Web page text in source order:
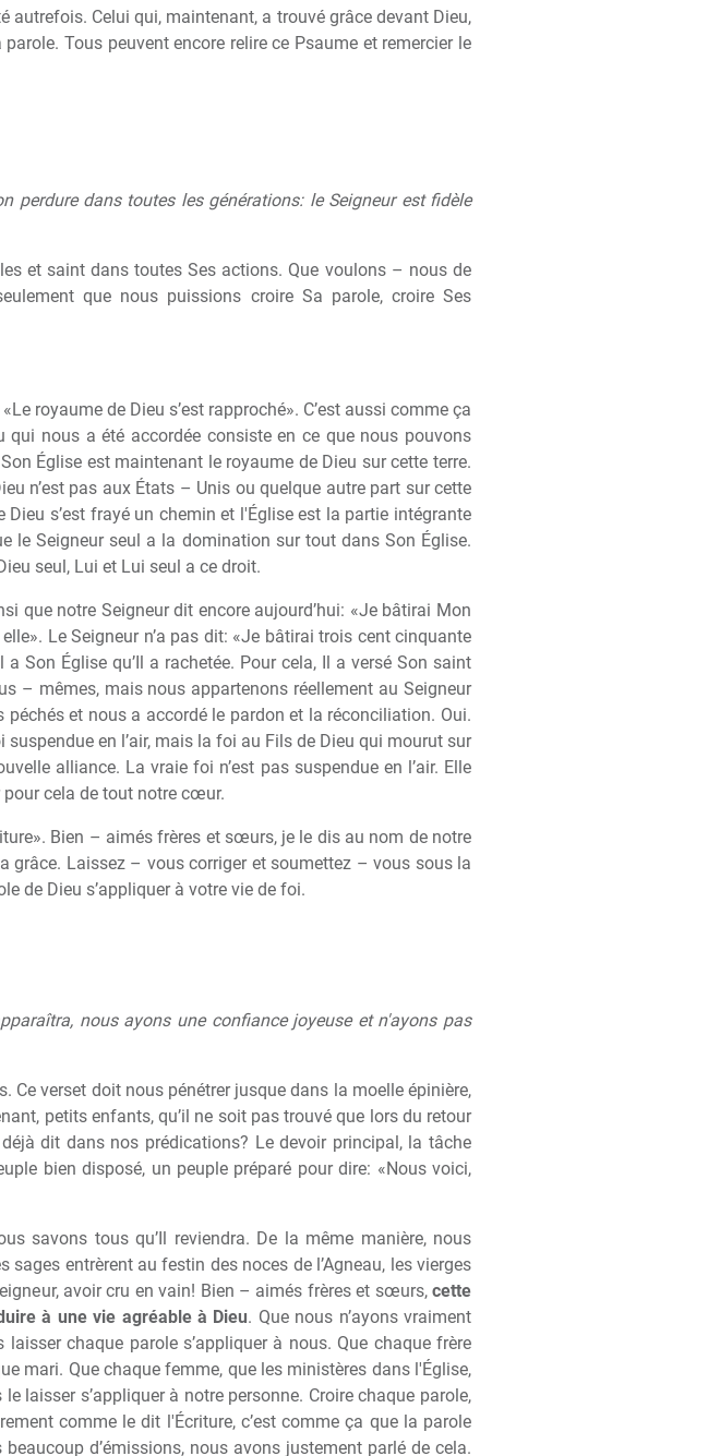
autrefois. Celui qui, maintenant, a trouvé grâce devant Dieu,
Tous peuvent encore relire ce Psaume et remercier le
perdure dans toutes les générations: le Seigneur est fidèle
et saint dans toutes Ses actions. Que voulons – nous de
que nous puissions croire Sa parole, croire Ses
royaume de Dieu s’est rapproché». C’est aussi comme ça
nous a été accordée consiste en ce que nous pouvons
Église est maintenant le royaume de Dieu sur cette terre.
n’est pas aux États – Unis ou quelque autre part sur cette
s’est frayé un chemin et l'Église est la partie intégrante
le Seigneur seul a la domination sur tout dans Son Église.
seul, Lui et Lui seul a ce droit.
que notre Seigneur dit encore aujourd’hui: «Je bâtirai Mon
Le Seigneur n’a pas dit: «Je bâtirai trois cent cinquante
Son Église qu’Il a rachetée. Pour cela, Il a versé Son saint
– mêmes, mais nous appartenons réellement au Seigneur
et nous a accordé le pardon et la réconciliation. Oui.
en l’air, mais la foi au Fils de Dieu qui mourut sur
alliance. La vraie foi n’est pas suspendue en l’air. Elle
pour cela de tout notre cœur.
Bien – aimés frères et sœurs, je le dis au nom de notre
grâce. Laissez – vous corriger et soumettez – vous sous la
de Dieu s’appliquer à votre vie de foi.
nous ayons une confiance joyeuse et n'ayons pas
verset doit nous pénétrer jusque dans la moelle épinière,
petits enfants, qu’il ne soit pas trouvé que lors du retour
dit dans nos prédications? Le devoir principal, la tâche
bien disposé, un peuple préparé pour dire: «Nous voici,
savons tous qu’Il reviendra. De la même manière, nous
entrèrent au festin des noces de l’Agneau, les vierges
avoir cru en vain! Bien – aimés frères et sœurs, cette
à une vie agréable à Dieu. Que nous n’ayons vraiment
chaque parole s’appliquer à nous. Que chaque frère
mari. Que chaque femme, que les ministères dans l'Église,
laisser s’appliquer à notre personne. Croire chaque parole,
comme le dit l'Écriture, c’est comme ça que la parole
d’émissions, nous avons justement parlé de cela.